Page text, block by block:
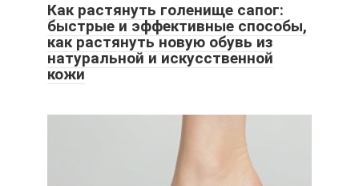
Как растянуть голенище сапог:
быстрые и эффективные способы,
как растянуть новую обувь из
натуральной и искусственной
кожи